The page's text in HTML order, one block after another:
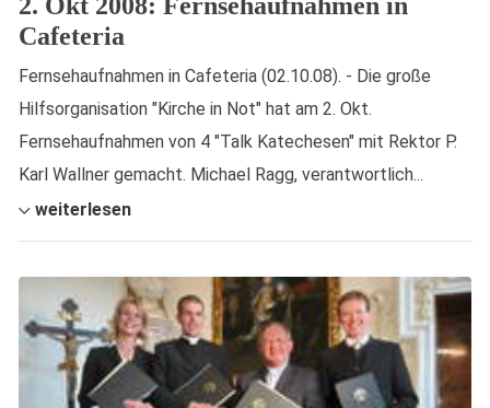
Cafeteria
Fernsehaufnahmen in Cafeteria (02.10.08). - Die große
Hilfsorganisation "Kirche in Not" hat am 2. Okt.
Fernsehaufnahmen von 4 "Talk Katechesen" mit Rektor P.
Karl Wallner gemacht. Michael Ragg, verantwortlich...
weiterlesen